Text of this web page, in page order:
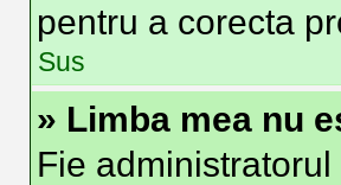
pentru a corecta
Sus
» Limba mea nu
Fie